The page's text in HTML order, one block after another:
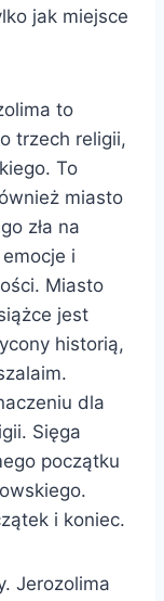
jak miejsce
to
trzech religii,
To
miasto
zła na
i
Miasto
jest
historią,
dla
Sięga
początku
i koniec.
Jerozolima